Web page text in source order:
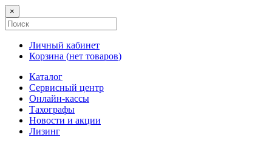
×
Личный кабинет
Корзина (нет товаров)
Каталог
Сервисный центр
Онлайн-кассы
Тахографы
Новости и акции
Лизинг